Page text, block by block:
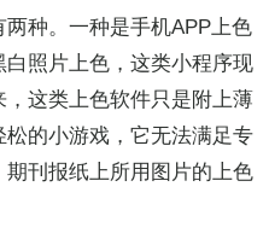
种。一种是手机APP上色
照片上色，这类小程序现
这类上色软件只是附上薄
的小游戏，它无法满足专
刊报纸上所用图片的上色